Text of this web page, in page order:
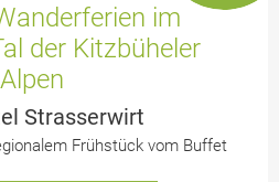
im
der Kitzbüheler
Alpen
Strasserwirt
Frühstück vom Buffet